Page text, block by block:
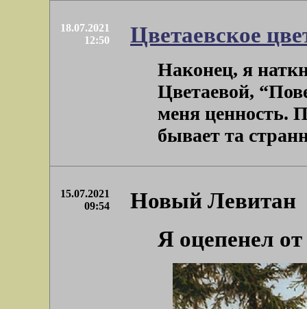
18.07.2021
12:50
Цветаевское
Наконец, я
Цветаевой,
меня ценность.
бывает та
15.07.2021
09:54
Новый Левитан
Я оцепенел